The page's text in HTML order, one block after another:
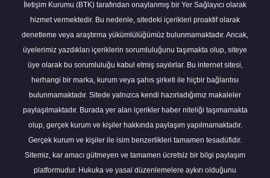
İletişim Kurumu (BTK) tarafından onaylanmış bir Yer Sağlayıcı olarak
hizmet vermektedir. Bu nedenle, sitedeki içerikleri proaktif olarak
denetleme veya araştırma yükümlülüğümüz bulunmamaktadır. Ancak,
üyelerimiz yazdıkları içeriklerin sorumluluğunu taşımakta olup, siteye
üye olarak bu sorumluluğu kabul etmiş sayılırlar. Bu internet sitesi,
herhangi bir marka, kurum veya şahıs şirketi ile hiçbir bağlantısı
bulunmamaktadır. Sitede yalnızca kendi hazırladığımız makaleler
paylaşılmaktadır. Burada yer alan içerikler haber niteliği taşımamakta
olup, gerçek kurum ve kişiler hakkında paylaşım yapılmamaktadır.
Gerçek kurum ve kişiler ile isim benzerlikleri tamamen tesadüfidir.
Sitemiz, kar amacı gütmeyen ve tamamen ücretsiz bir bilgi paylaşım
platformudur. Hukuka ve yasal düzenlemelere aykırı olduğunu